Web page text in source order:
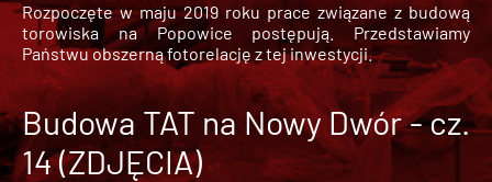
Rozpoczęte w maju 2019 roku prace związane z budową
torowiska na Popowice
postępują. Przedstawiamy
Państwu obszerną fotorelację z tej inwestycji.
Budowa TAT na Nowy Dwór - cz.
14 (ZDJĘCIA)